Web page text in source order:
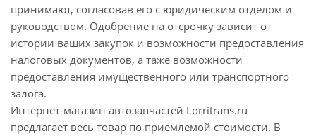
принимают, согласовав его с юридическим отделом и
руководством. Одобрение на отсрочку зависит от
истории ваших закупок и возможности предоставления
налоговых документов, а таже возможности
предоставления имущественного или транспортного
залога.
Интернет-магазин автозапчастей Lorritrans.ru
предлагает весь товар по приемлемой стоимости. В